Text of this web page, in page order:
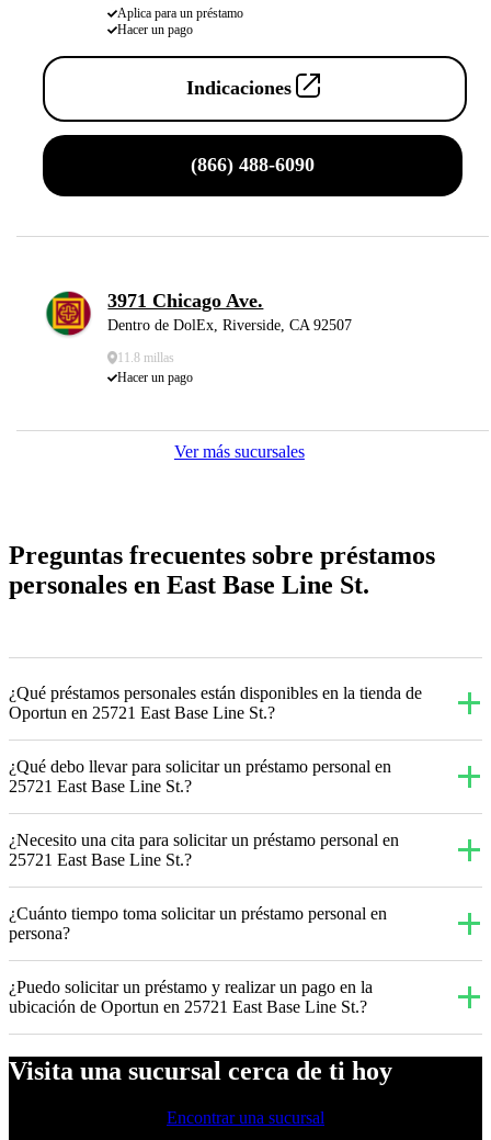
Aplica para un préstamo
Hacer un pago
Indicaciones
(866) 488-6090
3971 Chicago Ave.
Dentro de DolEx, Riverside, CA 92507
11.8 millas
Hacer un pago
Ver más sucursales
Preguntas frecuentes sobre préstamos
personales en East Base Line St.
¿Qué préstamos personales están disponibles en la tienda de
Oportun en 25721 East Base Line St.?
¿Qué debo llevar para solicitar un préstamo personal en
25721 East Base Line St.?
¿Necesito una cita para solicitar un préstamo personal en
25721 East Base Line St.?
¿Cuánto tiempo toma solicitar un préstamo personal en
persona?
¿Puedo solicitar un préstamo y realizar un pago en la
ubicación de Oportun en 25721 East Base Line St.?
Visita una sucursal cerca de ti hoy
Encontrar una sucursal